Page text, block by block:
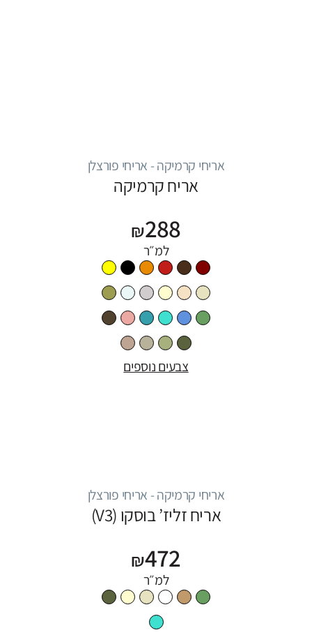
אריחי קרמיקה - אריחי פורצלן
אריח קרמיקה
₪288
למ״ר
צבעים נוספים
אריחי קרמיקה - אריחי פורצלן
אריח זליז’ בוסקו (V3)
₪472
למ״ר